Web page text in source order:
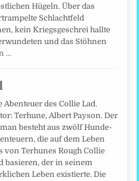
Hügeln. Über das
Schlachtfeld
kein Kriegsgeschrei hallte
und das Stöhnen
…
Abenteuer des Collie Lad.
Terhune, Albert Payson. Der
besteht aus zwölf Hunde-
die auf dem Leben
von Terhunes Rough Collie
basieren, der in seinem
Leben existierte. Die